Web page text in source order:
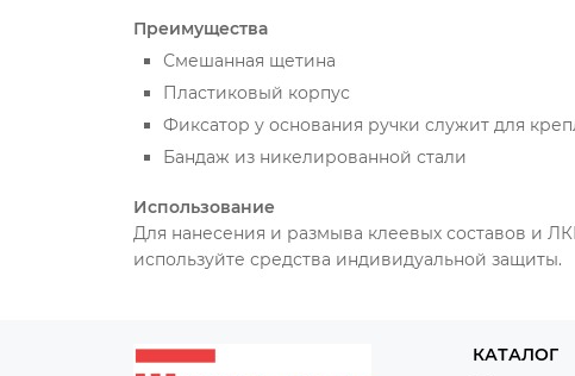
Преимущества
Смешанная щетина
Пластиковый корпус
Фиксатор у основания ручки служит для
Бандаж из никелированной стали
Использование
Для нанесения и размыва клеевых составов и
используйте средства индивидуальной защиты.
КАТАЛОГ